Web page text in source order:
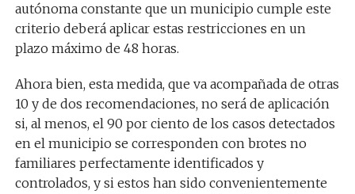
autónoma constante que un municipio cumple este
criterio deberá aplicar estas restricciones en un
plazo máximo de 48 horas.
Ahora bien, esta medida, que va acompañada de otras
10 y de dos recomendaciones, no será de aplicación
si, al menos, el 90 por ciento de los casos detectados
en el municipio se corresponden con brotes no
familiares perfectamente identificados y
controlados, y si estos han sido convenientemente